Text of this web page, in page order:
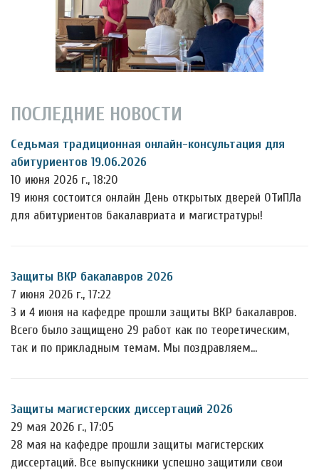
ПОСЛЕДНИЕ НОВОСТИ
Седьмая традиционная онлайн-консультация для
абитуриентов 19.06.2026
10 июня 2026 г., 18:20
19 июня состоится онлайн День открытых дверей ОТиПЛа
для абитуриентов бакалавриата и магистратуры!
Защиты ВКР бакалавров 2026
7 июня 2026 г., 17:22
3 и 4 июня на кафедре прошли защиты ВКР бакалавров.
Всего было защищено 29 работ как по теоретическим,
так и по прикладным темам. Мы поздравляем…
Защиты магистерских диссертаций 2026
29 мая 2026 г., 17:05
28 мая на кафедре прошли защиты магистерских
диссертаций. Все выпускники успешно защитили свои